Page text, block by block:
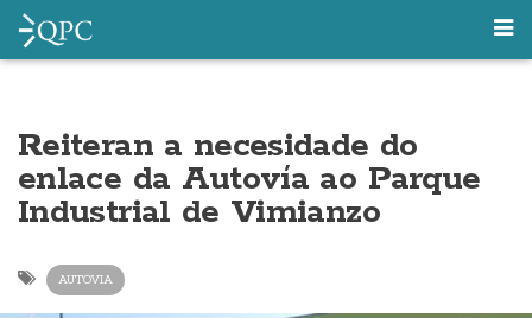
Reiteran a necesidade do
enlace da Autovía ao Parque
Industrial de Vimianzo
AUTOVIA